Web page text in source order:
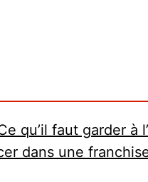
qu’il faut garder à
dans une